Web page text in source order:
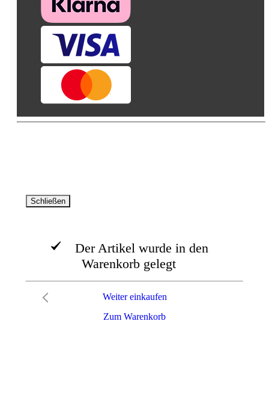
Schließen
Der Artikel wurde in den
Warenkorb gelegt
Zum Warenkorb
Weiter einkaufen